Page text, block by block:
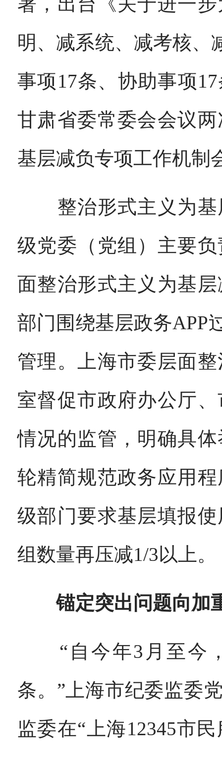
明、减系统、减考核、
事项17条、协助事项
甘肃省委常委会会议
基层减负专项工作机制
整治形式主义为基
级党委（党组）主要
面整治形式主义为基
部门围绕基层政务APP
管理。上海市委层面
室督促市政府办公厅
情况的监管，明确具
轮精简规范政务应用
级部门要求基层填报
组数量再压减1/3以上。
锚定突出问题向加
“自今年3月至今，
条。”上海市纪委监委
监委在“上海12345市